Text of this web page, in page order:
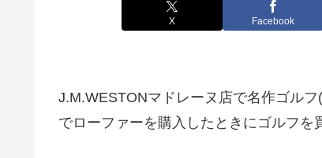
X Facebook
J.M.WESTONマドレーヌ店で名作ゴル
でローファーを購入したときにゴルフを